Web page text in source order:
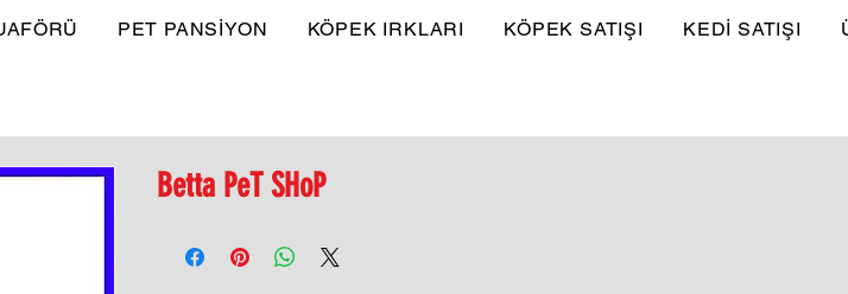
PET PANSİYON KÖPEK IRKLARI KÖPEK SATIŞI KEDİ SATIŞI
Betta PeT SHoP